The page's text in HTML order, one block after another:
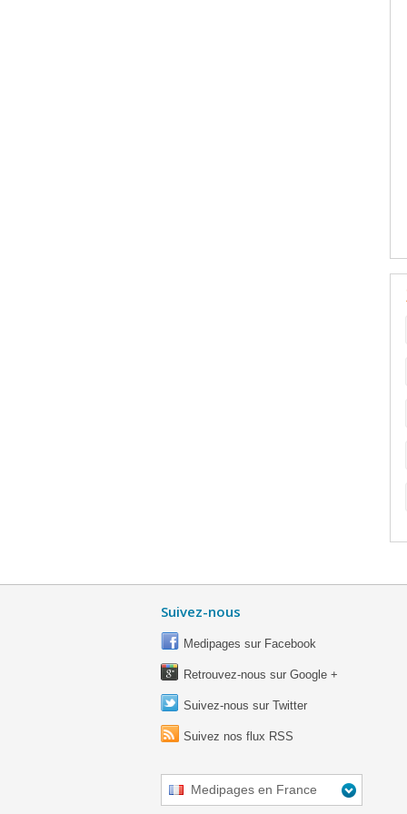
Suivez-nous
Medipages sur Facebook
Retrouvez-nous sur Google +
Suivez-nous sur Twitter
Suivez nos flux RSS
Medipages en France